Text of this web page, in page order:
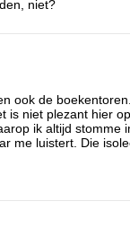
niet?
ook de
is niet plezant hier
ik altijd stomme
me luistert. Die